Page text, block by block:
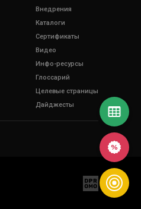
Внедрения
Каталоги
Сертификаты
Видео
Инфо-ресурсы
Глоссарий
Целевые страницы
Дайджесты